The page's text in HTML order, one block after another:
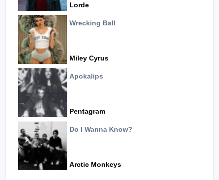
Lorde
Wrecking Ball
Miley Cyrus
Apokalips
Pentagram
Do I Wanna Know?
Arctic Monkeys